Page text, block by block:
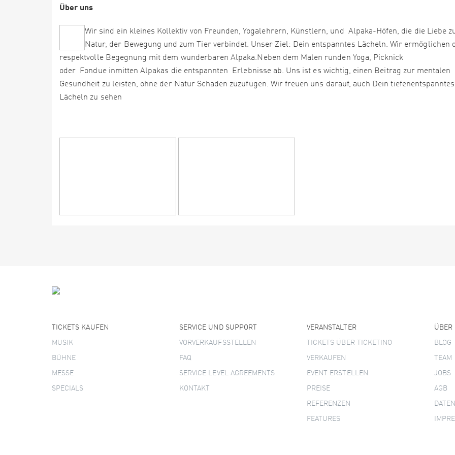
Über uns
Wir sind ein kleines Kollektiv von Freunden, Yogalehrern, Künstlern, und Alpaka-Höfen, die die Liebe
Natur, der Bewegung und zum Tier verbindet. Unser Ziel: Dein entspanntes Lächeln. Wir ermöglichen
respektvolle Begegnung mit dem wunderbaren Alpaka.Neben dem Malen runden Yoga, Picknick
oder Fondue inmitten Alpakas die entspannten Erlebnisse ab. Uns ist es wichtig, einen Beitrag zur mentalen
Gesundheit zu leisten, ohne der Natur Schaden zuzufügen. Wir freuen uns darauf, auch Dein tiefenentspanntes
Lächeln zu sehen
TICKETS KAUFEN
MUSIK
BÜHNE
MESSE
SPECIALS
SERVICE UND SUPPORT
VORVERKAUFSSTELLEN
FAQ
SERVICE LEVEL AGREEMENTS
KONTAKT
VERANSTALTER
TICKETS ÜBER TICKETINO
VERKAUFEN
EVENT ERSTELLEN
PREISE
REFERENZEN
FEATURES
ÜBER
BLOG
TEAM
JOBS
AGB